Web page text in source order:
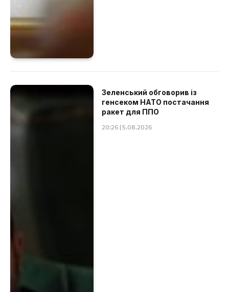
Зеленський обговорив із
генсеком НАТО постачання
ракет для ППО
20:26 | 5.08.2026